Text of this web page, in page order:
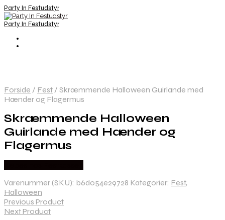
Party In Festudstyr
Party In Festudstyr
Forside / Fest / Skræmmende Halloween Guirlande med
Hænder og Flagermus
Skræmmende Halloween
Guirlande med Hænder og
Flagermus
Varenummer (SKU): b6d054e29728 Kategorier: Fest,
Halloween
Previous Product
Next Product